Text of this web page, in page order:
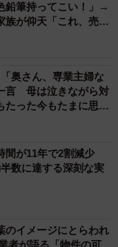
鉛筆持ってこい！」→
族が仰天「これ、売れ
奥さん、専業主婦な
言 母は泣きながら対
った今もたまに思い
間が11年で2割減少
数に達する深刻な実
のイメージにとらわれ